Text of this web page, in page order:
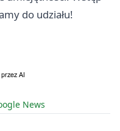
do udziału!
News